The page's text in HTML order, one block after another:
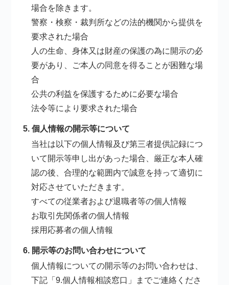
場合を除きます。
警察・検察・裁判所などの法的機関から提供を
要求された場合
人の生命、身体又は財産の保護の為に開示の必
要があり、ご本人の同意を得ることが困難な場
合
公共の利益を保護するために必要な場合
法令等により要求された場合
5. 個人情報の開示等について
当社は以下の個人情報及び第三者提供記録につ
いて開示等申し出があった場合、厳正な本人確
認の後、合理的な範囲内で誠意を持って適切に
対応させていただきます。
すべての従業者および退職者等の個人情報
お取引先関係者の個人情報
採用応募者の個人情報
6. 開示等のお問い合わせについて
個人情報についての開示等のお問い合わせは、
下記「9.個人情報相談窓口」までご連絡くださ